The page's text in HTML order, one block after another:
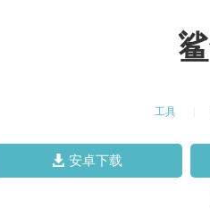
工具
安卓下载